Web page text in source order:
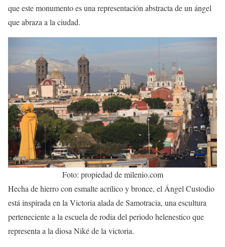
que este monumento es una representación abstracta de un ángel
que abraza a la ciudad.
Foto: propiedad de milenio.com
Hecha de hierro con esmalte acrílico y bronce, el Ángel Custodio
está inspirada en la Victoria alada de Samotracia, una escultura
perteneciente a la escuela de rodia del periodo helenestico que
representa a la diosa Niké de la victoria.